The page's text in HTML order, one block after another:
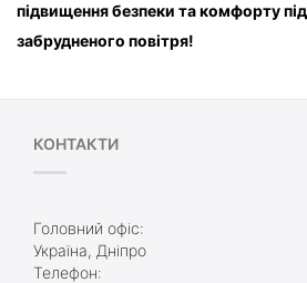
підвищення безпеки та комфорту
забрудненого повітря!
КОНТАКТИ
Головний офіс:
Україна, Дніпро
Телефон: